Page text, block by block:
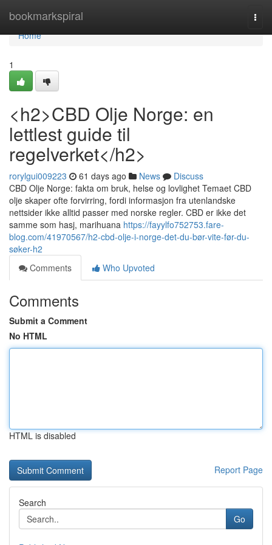
bookmarkspiral
Home
Home
1
<h2>CBD Olje Norge: en
lettlest guide til
regelverket</h2>
rorylgui009223 61 days ago News
Discuss
CBD Olje Norge: fakta om bruk, helse og lovlighet Temaet CBD
olje skaper ofte forvirring, fordi informasjon fra utenlandske
nettsider ikke alltid passer med norske regler. CBD er ikke det
samme som hasj, marihuana https://fayylfo752753.fare-
blog.com/41970567/h2-cbd-olje-i-norge-det-du-bør-vite-før-du-
søker-h2
Comments
Who Upvoted
Comments
Submit a Comment
No HTML
HTML is disabled
Report Page
Search
Go